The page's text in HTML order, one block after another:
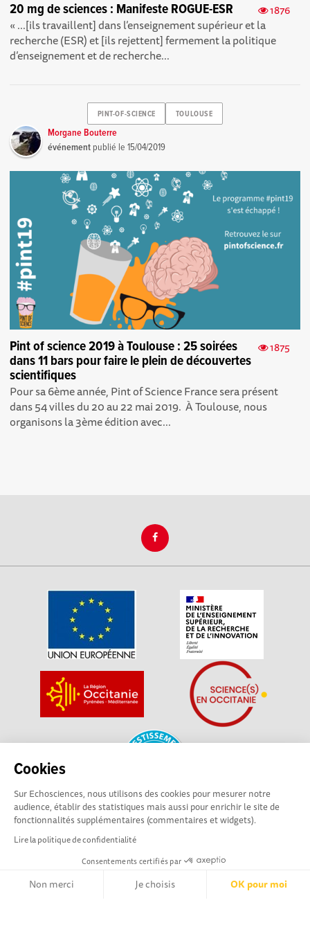
Cookies
Sur Echosciences, nous utilisons des cookies pour mesurer notre
audience, établir des statistiques mais aussi pour enrichir le site de
fonctionnalités supplémentaires (commentaires et widgets).
Lire la politique de confidentialité
Consentements certifiés par
Non merci Je choisis OK pour moi
1876
20 mg de sciences : Manifeste ROGUE-ESR
« ...[ils travaillent] dans l’enseignement supérieur et la
recherche (ESR) et [ils rejettent] fermement la politique
d’enseignement et de recherche...
PINT-OF-SCIENCE TOULOUSE
Morgane Bouterre
événement publié le15/04/2019
1875
Pint of science 2019 à Toulouse : 25 soirées
dans 11 bars pour faire le plein de découvertes
scientifiques
Pour sa 6ème année, Pint of Science France sera présent
dans 54 villes du 20 au 22 mai 2019. À Toulouse, nous
organisons la 3ème édition avec...
La plateforme Science(s) en Occitanie est le média social des
amateurs de sciences et de technologies du territoire. Elle
est propulsée par Instant Science, avec la participation et le
soutien de nombreux acteurs locaux. Ce projet est cofinancé
par les Investissements d'avenir, la Région Occitanie et